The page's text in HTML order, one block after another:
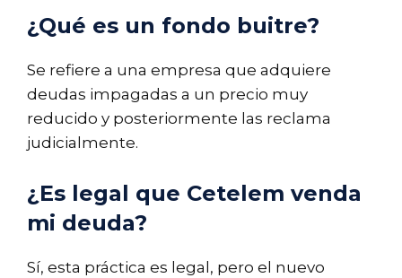
¿Qué es un fondo buitre?
Se refiere a una empresa que adquiere
deudas impagadas a un precio muy
reducido y posteriormente las reclama
judicialmente.
¿Es legal que Cetelem venda
mi deuda?
Sí, esta práctica es legal, pero el nuevo